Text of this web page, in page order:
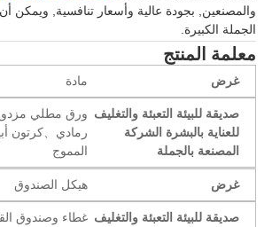
بجودة عالية وأسعار تنافسية, ويمكن أن تلبي
الكبيرة.
المنتج
صديقة للبيئة التعبئة والتغليف
للعناية بالبشرة الشركة
المصنعة بالجملة
ورق مطلي مزدوج、
رمادي、كرتون أبيض、
المموج
هيكل الصندوق
صديقة للبيئة التعبئة والتغليف غطاء وصندوق القاعدة